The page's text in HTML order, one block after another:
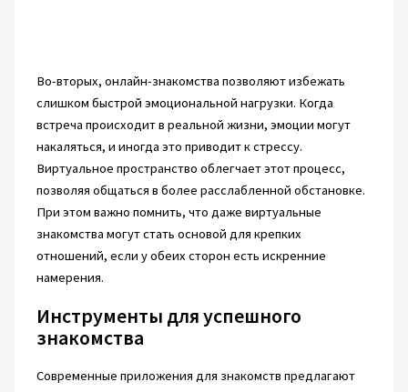
Во-вторых, онлайн-знакомства позволяют избежать
слишком быстрой эмоциональной нагрузки. Когда
встреча происходит в реальной жизни, эмоции могут
накаляться, и иногда это приводит к стрессу.
Виртуальное пространство облегчает этот процесс,
позволяя общаться в более расслабленной обстановке.
При этом важно помнить, что даже виртуальные
знакомства могут стать основой для крепких
отношений, если у обеих сторон есть искренние
намерения.
Инструменты для успешного
знакомства
Современные приложения для знакомств предлагают